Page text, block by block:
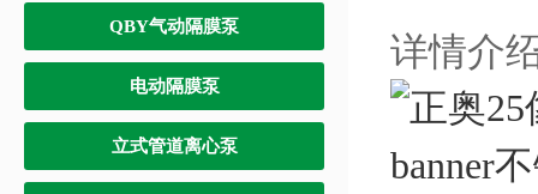
QBY气动隔膜泵
电动隔膜泵
立式管道离心泵
详情介